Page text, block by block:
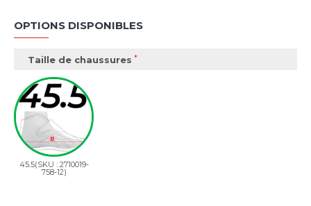
OPTIONS DISPONIBLES
Taille de chaussures
45.5(SKU : 2710019-
758-12)